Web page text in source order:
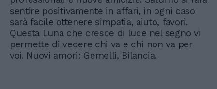
sentire positivamente in affari, in ogni caso
sarà facile ottenere simpatia, aiuto, favori.
Questa Luna che cresce di luce nel segno vi
permette di vedere chi va e chi non va per
voi. Nuovi amori: Gemelli, Bilancia.